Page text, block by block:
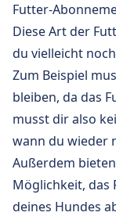
Futter-
Diese Art der
du vielleicht
Zum Beispiel
bleiben, da das
musst dir also
wann du wieder
Außerdem
Möglichkeit, das
deines Hundes